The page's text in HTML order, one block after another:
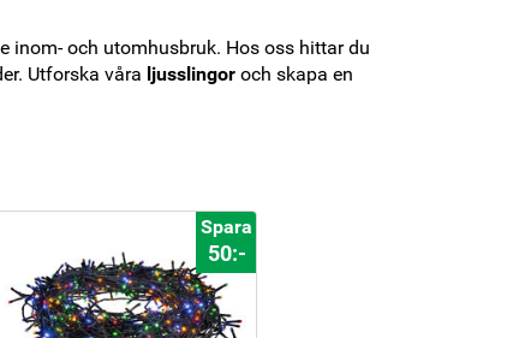
och utomhusbruk. Hos oss hittar du
Utforska våra ljusslingor och skapa en
Spara
50:-